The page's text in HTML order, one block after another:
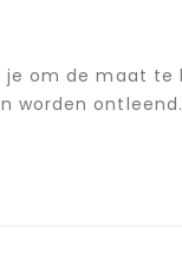
om de maat
worden ontleend.